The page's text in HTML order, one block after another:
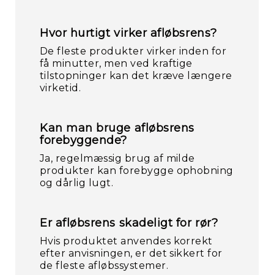
Hvor hurtigt virker afløbsrens?
De fleste produkter virker inden for
få minutter, men ved kraftige
tilstopninger kan det kræve længere
virketid.
Kan man bruge afløbsrens
forebyggende?
Ja, regelmæssig brug af milde
produkter kan forebygge ophobning
og dårlig lugt.
Er afløbsrens skadeligt for rør?
Hvis produktet anvendes korrekt
efter anvisningen, er det sikkert for
de fleste afløbssystemer.